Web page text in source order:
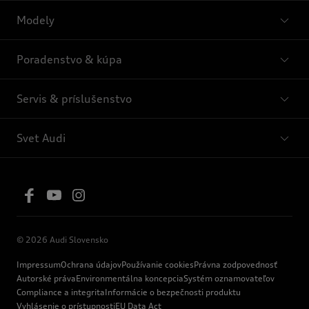
Modely
Poradenstvo & kúpa
Servis & príslušenstvo
Svet Audi
© 2026 Audi Slovensko
ImpressumOchrana údajovPoužívanie cookiesPrávna zodpovednosť
Autorské právaEnvironmentálna koncepciaSystém oznamovateľov
Compliance a integritaInformácie o bezpečnosti produktu
Vyhlásenie o prístupnostiEU Data Act